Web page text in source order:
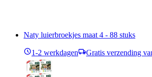
Naty luierbroekjes maat 4 - 88 stuks
1-2 werkdagen Gratis verzending